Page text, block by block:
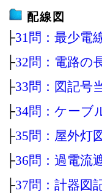
配線図
├31問：最少電
├32問：電路の
├33問：図記号
├34問：ケーブ
├35問：屋外灯
├36問：過電流
├37問：計器図